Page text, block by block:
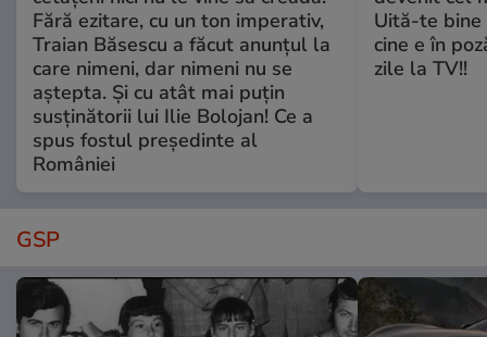
Fără ezitare, cu un ton imperativ,
Traian Băsescu a făcut anunțul la
care nimeni, dar nimeni nu se
aștepta. Și cu atât mai puțin
susținătorii lui Ilie Bolojan! Ce a
spus fostul președinte al
României
Uită-te bine
cine e în
zile la TV!!
GSP